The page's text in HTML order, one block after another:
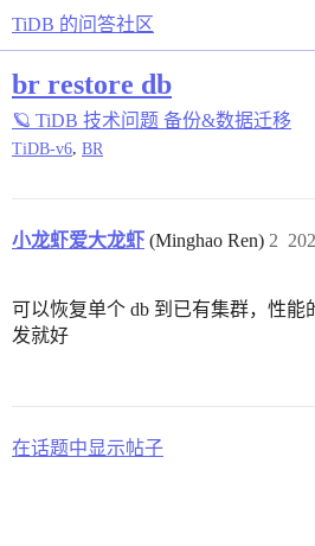
TiDB 的问答社区
br restore db
🪐 TiDB 技术问题 备份&数据迁移
TiDB-v6, BR
小龙虾爱大龙虾 (Minghao Ren) 2
可以恢复单个 db 到已有集群，性能
发就好
在话题中显示帖子